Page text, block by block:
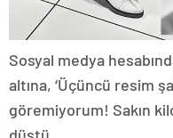
Sosyal medya
altına, ‘Üçüncü resim
göremiyorum! Sakın